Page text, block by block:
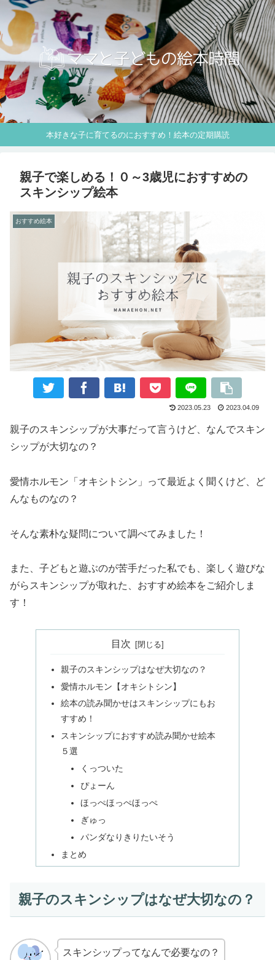
本好きな子に育てるのにおすすめ！絵本の定期購読
親子で楽しめる！０～3歳児におすすめの
スキンシップ絵本
おすすめ絵本
2023.05.23 2023.04.09
親子のスキンシップが大事だって言うけど、なんでスキン
シップが大切なの？
愛情ホルモン「オキシトシン」って最近よく聞くけど、ど
んなものなの？
そんな素朴な疑問について調べてみました！
また、子どもと遊ぶのが苦手だった私でも、楽しく遊びな
がらスキンシップが取れた、おすすめ絵本をご紹介しま
す！
目次
親子のスキンシップはなぜ大切なの？
愛情ホルモン【オキシトシン】
絵本の読み聞かせはスキンシップにもお
すすめ！
スキンシップにおすすめ読み聞かせ絵本
５選
くっついた
ぴょーん
ほっぺほっぺほっぺ
ぎゅっ
パンダなりきりたいそう
まとめ
親子のスキンシップはなぜ大切なの？
スキンシップってなんで必要なの？